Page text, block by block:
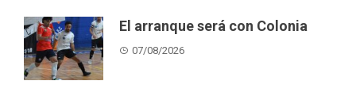
El arranque será con Colonia
07/08/2026